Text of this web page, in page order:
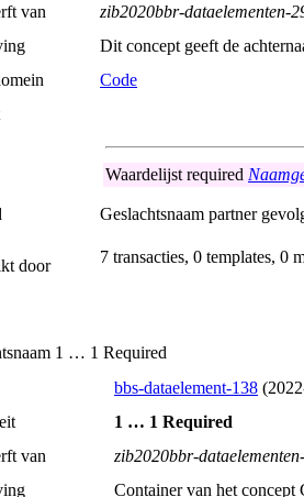
van
zib2020bbr-dataelementen-
Dit concept geeft de
Code
Waardelijst required
Geslachtsnaam partner
door 7 transacties, 0 templates, 0
1 … 1 Required
bbs-dataelement-138
1 … 1 Required
van
zib2020bbr-
Container van het concept